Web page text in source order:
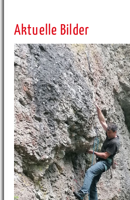
Aktuelle Bilder